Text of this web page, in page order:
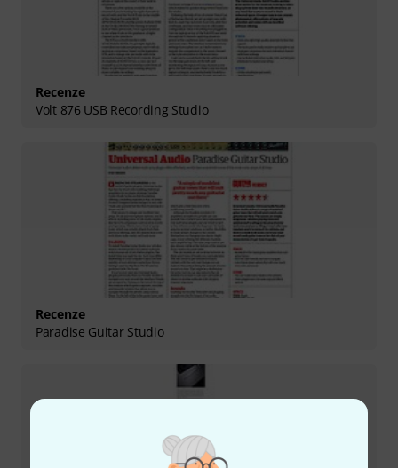
Recenze
Volt 876 USB Recording Studio
Recenze
Paradise Guitar Studio